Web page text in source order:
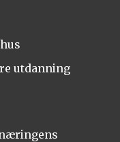
utdanning